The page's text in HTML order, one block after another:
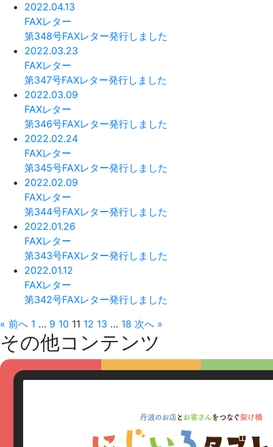
2022.04.13
FAXレター
第348号FAXレター発行しました
2022.03.23
FAXレター
第347号FAXレター発行しました
2022.03.09
FAXレター
第346号FAXレター発行しました
2022.02.24
FAXレター
第345号FAXレター発行しました
2022.02.09
FAXレター
第344号FAXレター発行しました
2022.01.26
FAXレター
第343号FAXレター発行しました
2022.01.12
FAXレター
第342号FAXレター発行しました
« 前へ 1 … 9 10 11 12 13 … 18 次へ »
その他コンテンツ